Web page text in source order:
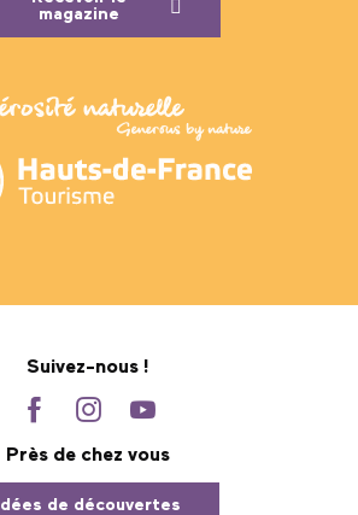
magazine
Suivez-nous !
Près de chez vous
Idées de découvertes